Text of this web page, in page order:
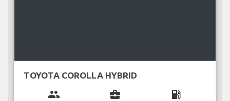
TOYOTA COROLLA HYBRID
group business_center local_gas_station